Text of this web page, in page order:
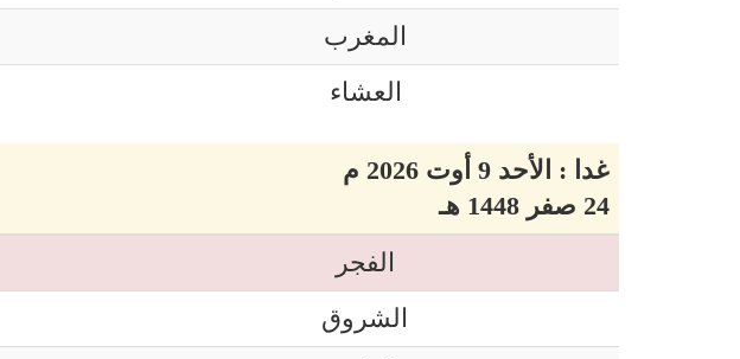
المغرب
العشاء
غدا : الأحد 9 أوت 2026 م
24 صفر 1448 هـ
الفجر
الشروق